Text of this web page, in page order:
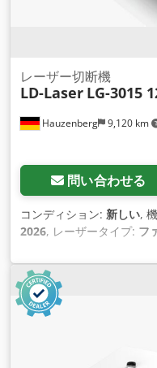
Hauzenberg 9,120 km
レーザー切断機
LD-Laser LG-3015
問い合わせる
コンディション: 新しい,
2026, レーザータイプ: フ
mm, ステンレス鋼板厚
（最大）:
mm, Y軸移動距離:
圧:400 V